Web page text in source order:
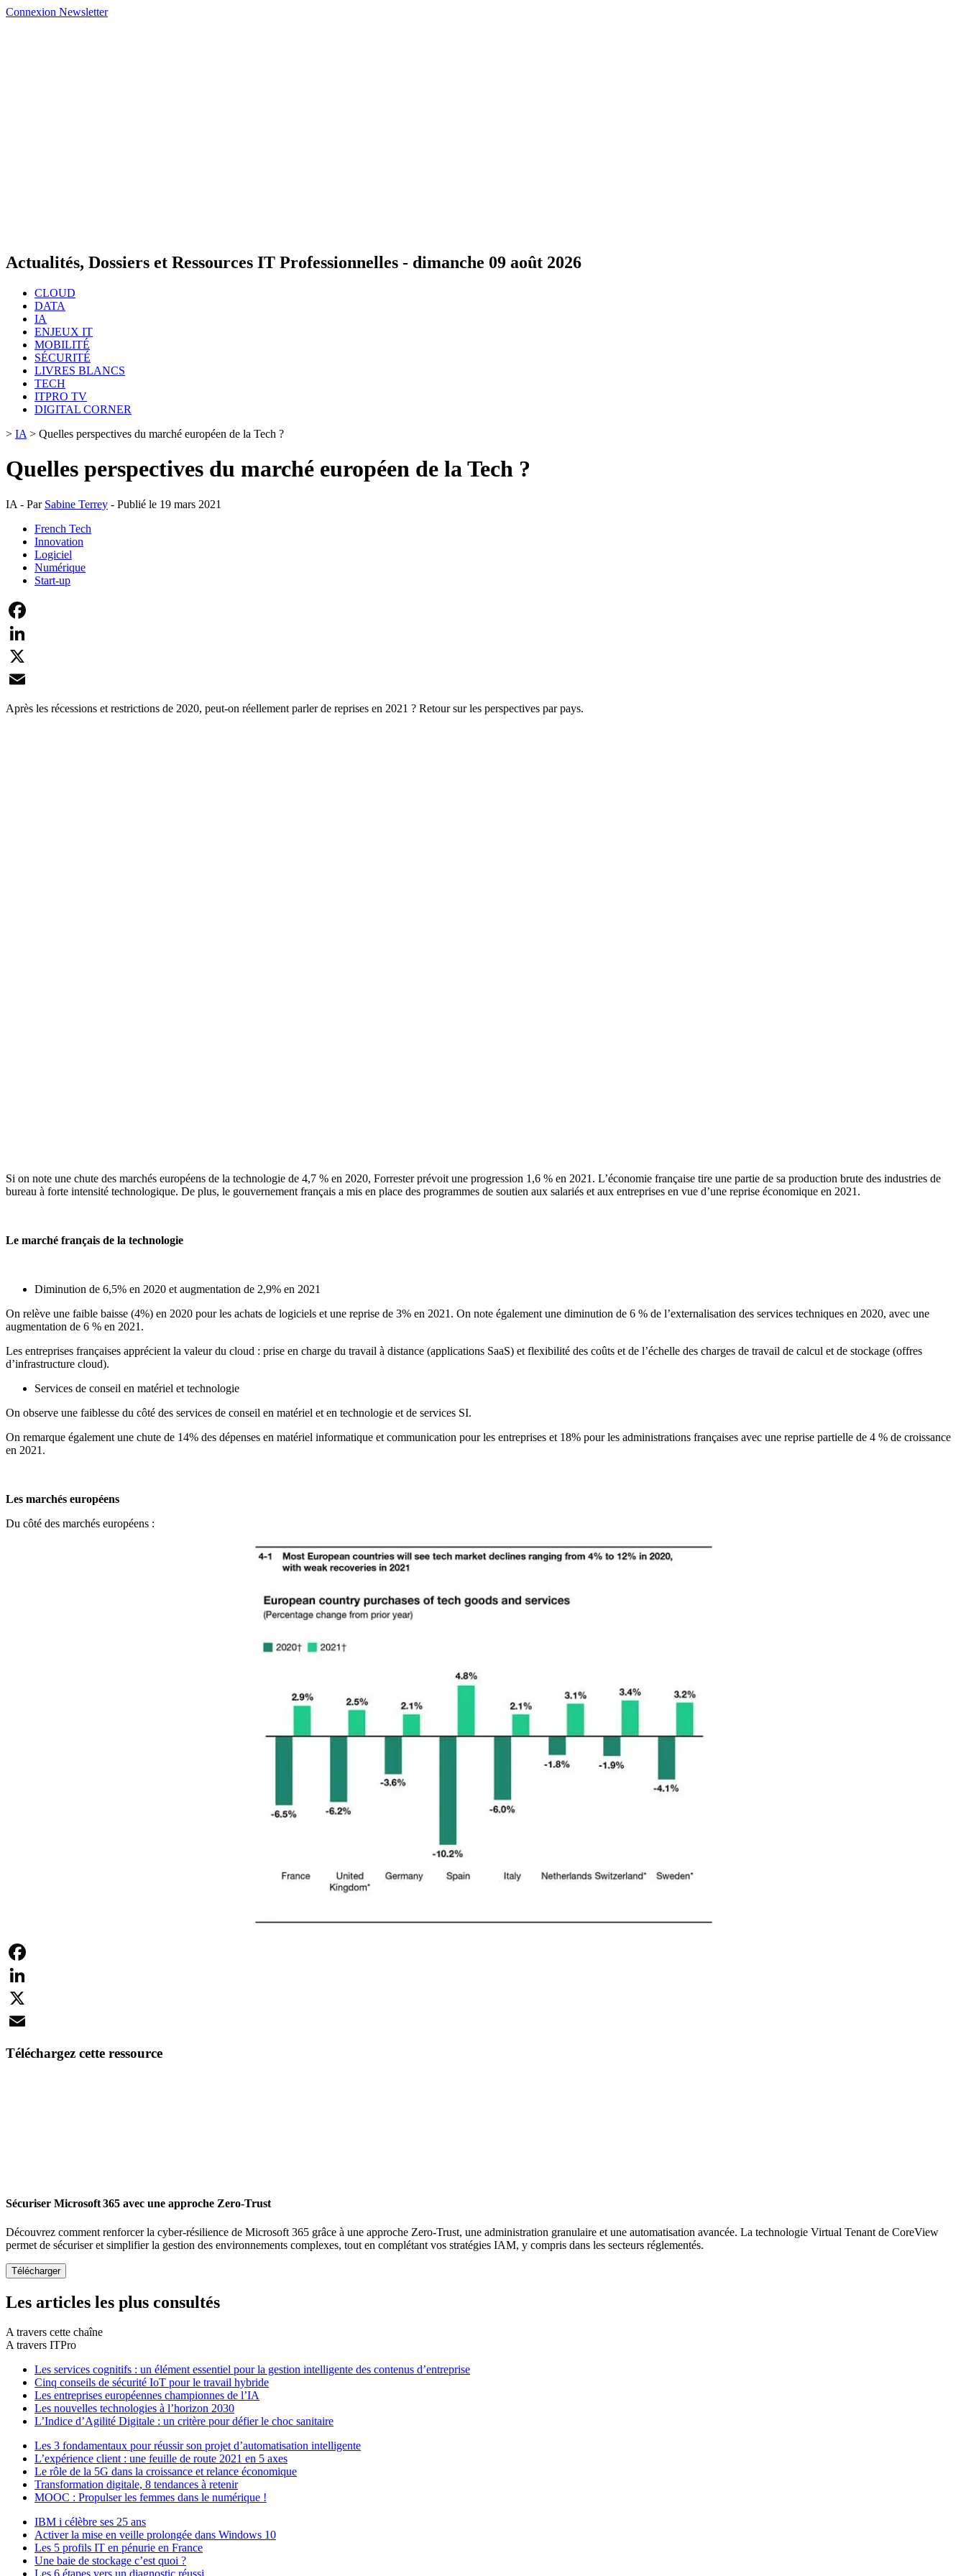
Connexion Newsletter
Actualités, Dossiers et Ressources IT Professionnelles - dimanche 09 août 2026
CLOUD
DATA
IA
ENJEUX IT
MOBILITÉ
SÉCURITÉ
LIVRES BLANCS
TECH
ITPRO TV
DIGITAL CORNER
> IA > Quelles perspectives du marché européen de la Tech ?
Quelles perspectives du marché européen de la Tech ?
IA - Par Sabine Terrey - Publié le 19 mars 2021
French Tech
Innovation
Logiciel
Numérique
Start-up
Facebook
LinkedIn
X
Email
Après les récessions et restrictions de 2020, peut-on réellement parler de reprises en 2021 ? Retour sur les perspectives par pays.
Si on note une chute des marchés européens de la technologie de 4,7 % en 2020, Forrester prévoit une progression 1,6 % en 2021. L’économie française tire une partie de sa production brute des industries de
bureau à forte intensité technologique. De plus, le gouvernement français a mis en place des programmes de soutien aux salariés et aux entreprises en vue d’une reprise économique en 2021.
Le marché français de la technologie
Diminution de 6,5% en 2020 et augmentation de 2,9% en 2021
On relève une faible baisse (4%) en 2020 pour les achats de logiciels et une reprise de 3% en 2021. On note également une diminution de 6 % de l’externalisation des services techniques en 2020, avec une
augmentation de 6 % en 2021.
Les entreprises françaises apprécient la valeur du cloud : prise en charge du travail à distance (applications SaaS) et flexibilité des coûts et de l’échelle des charges de travail de calcul et de stockage (offres
d’infrastructure cloud).
Services de conseil en matériel et technologie
On observe une faiblesse du côté des services de conseil en matériel et en technologie et de services SI.
On remarque également une chute de 14% des dépenses en matériel informatique et communication pour les entreprises et 18% pour les administrations françaises avec une reprise partielle de 4 % de croissance
en 2021.
Les marchés européens
Du côté des marchés européens :
Facebook
LinkedIn
X
Téléchargez cette ressource
Sécuriser Microsoft 365 avec une approche Zero-Trust
Découvrez comment renforcer la cyber-résilience de Microsoft 365 grâce à une approche Zero-Trust, une administration granulaire et une automatisation avancée. La technologie Virtual Tenant de CoreView
permet de sécuriser et simplifier la gestion des environnements complexes, tout en complétant vos stratégies IAM, y compris dans les secteurs réglementés.
Les articles les plus consultés
A travers cette chaîne
A travers ITPro
Les services cognitifs : un élément essentiel pour la gestion intelligente des contenus d’entreprise
Cinq conseils de sécurité IoT pour le travail hybride
Les entreprises européennes championnes de l’IA
Les nouvelles technologies à l’horizon 2030
L’Indice d’Agilité Digitale : un critère pour défier le choc sanitaire
Les 3 fondamentaux pour réussir son projet d’automatisation intelligente
L’expérience client : une feuille de route 2021 en 5 axes
Le rôle de la 5G dans la croissance et relance économique
Transformation digitale, 8 tendances à retenir
MOOC : Propulser les femmes dans le numérique !
IBM i célèbre ses 25 ans
Activer la mise en veille prolongée dans Windows 10
Les 5 profils IT en pénurie en France
Une baie de stockage c’est quoi ?